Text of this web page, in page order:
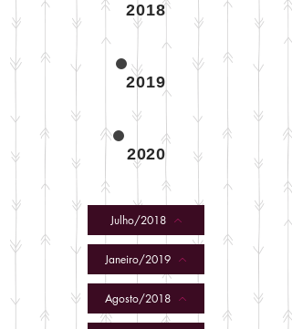
2018
2019
2020
Julho/2018
Janeiro/2019
Agosto/2018